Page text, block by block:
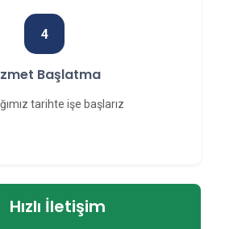
4
Başlatma
tarihte işe başlarız
Hızlı İletişim